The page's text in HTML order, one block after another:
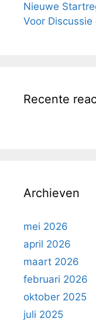
Nieuwe
Voor
Recente
Archieven
mei 2026
april 2026
maart 2026
februari 2026
oktober 2025
juli 2025